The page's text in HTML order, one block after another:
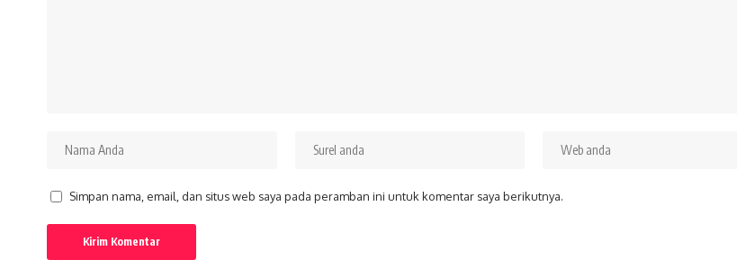
Simpan nama, email, dan situs web saya pada peramban ini untuk komentar saya berikutnya.